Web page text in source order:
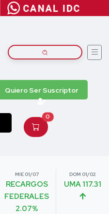
Quiero Ser Suscriptor
0
MIE 01/07
RECARGOS
FEDERALES
2.07%
DOM 01/02
UMA 117.31